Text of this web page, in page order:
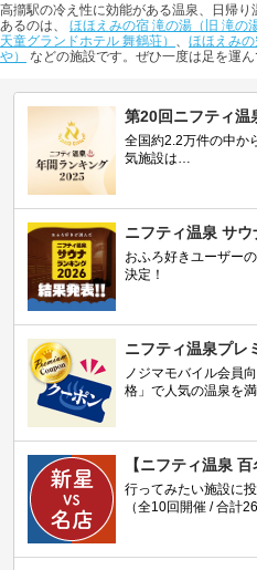
高擶駅の冷え性に効能がある温泉、日帰
あるのは、 ほほえみの宿 滝の湯（旧 滝の
天童グランドホテル 舞鶴荘）
ほほえみ
や）
などの施設です。ぜひ一度は足を運ん
第20回ニフティ温
全国約2.2万件の中か
気施設は…
ニフティ温泉 サ
おふろ好きユーザー
決定！
ニフティ温泉プレ
ノジマモバイル会員
格」で人気の温泉を満
【ニフティ温泉 百
行ってみたい施設に
（全10回開催 / 合計